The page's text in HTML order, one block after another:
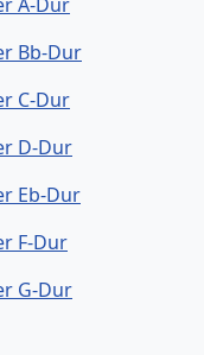
Bb-Dur
C-Dur
D-Dur
Eb-Dur
F-Dur
G-Dur